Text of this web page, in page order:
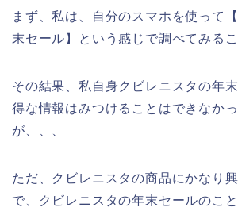
まず、私は、自分のスマホを使って
末セール】という感じで調べてみる
その結果、私自身クビレニスタの年
得な情報はみつけることはできなか
が、、、
ただ、クビレニスタの商品にかなり
で、クビレニスタの年末セールのこ